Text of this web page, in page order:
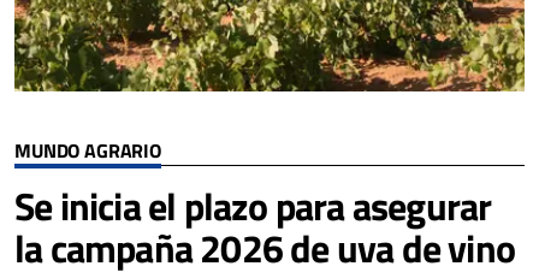
MUNDO AGRARIO
Se inicia el plazo para asegurar
la campaña 2026 de uva de vino